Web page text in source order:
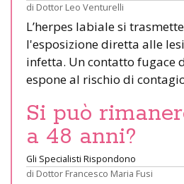
di Dottor Leo Venturelli
L’herpes labiale si
l'esposizione diretta alle
infetta. Un contatto fugace
espone al rischio di
Si può
a 48 anni?
Gli Specialisti Rispondono
di Dottor Francesco Maria Fusi